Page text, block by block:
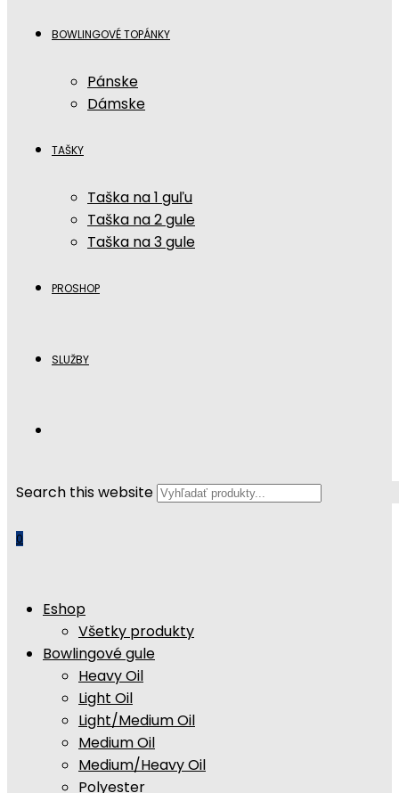
BOWLINGOVÉ TOPÁNKY
Pánske
Dámske
TAŠKY
Taška na 1 guľu
Taška na 2 gule
Taška na 3 gule
PROSHOP
SLUŽBY
Search this website
0
Eshop
Všetky produkty
Bowlingové gule
Heavy Oil
Light Oil
Light/Medium Oil
Medium Oil
Medium/Heavy Oil
Polyester